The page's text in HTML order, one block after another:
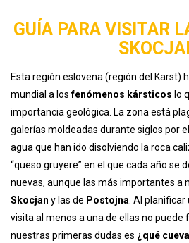
GUÍA PARA VISITAR
Esta región eslovena (región del Karst)
mundial a losfenómenos kársticos lo
importancia geológica. La zona está
galerías moldeadas durante siglos por
agua que han ido disolviendo la roca
“queso gruyere” en el que cada año se
nuevas, aunque las más importantes a
Skocjan y las de Postojna . Al
visita al menos a una de ellas no puede
nuestras primeras dudas es ¿qué